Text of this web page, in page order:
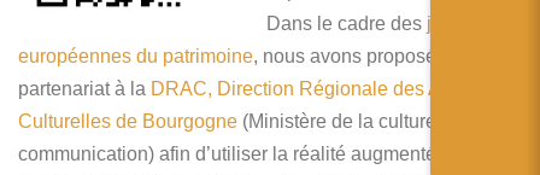
日本語
Dans le cadre des journées
européennes du patrimoine, nous avons proposé un
partenariat à la DRAC, Direction Régionale des Affaires
Culturelles de Bourgogne (Ministère de la culture et de la
communication) afin d’utiliser la réalité augmentée pour